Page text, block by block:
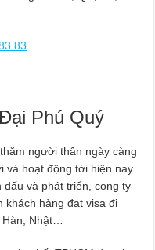
83
Phú Quý
người thân ngày càng
và hoạt động tới hiện nay.
và phát triển, cong ty
khách hàng đạt visa đi
Hàn, Nhật…